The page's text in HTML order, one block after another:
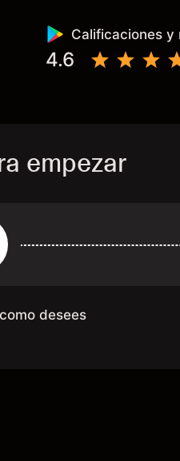
Calificaciones y
4.6
empezar
desees